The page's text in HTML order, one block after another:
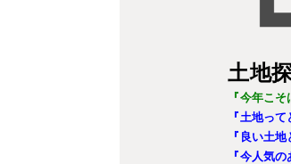
土地
『今年こ
『土地っ
『良い土
『今人気